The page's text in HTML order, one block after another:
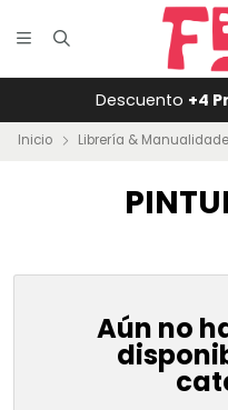
Descuento +4
Inicio Librería &
Aún no